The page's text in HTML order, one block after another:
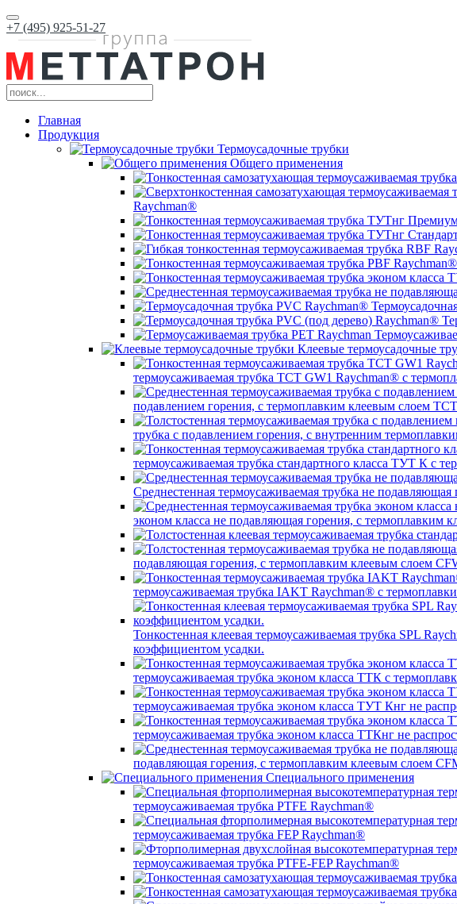
+7 (495) 925-51-27
Главная
Продукция
Термоусадочные трубки
Общего применения
Raychman®
Клеевые термоусадочные
термоусаживаемая трубка TCT GW1 Raychman® с
подавлением горения, с термоплавким клеевым слоем
трубка c подавлением горения, с внутренним
термоусаживаемая трубка стандартного класса ТУТ К с
Среднестенная термоусаживаемая трубка не
эконом класса не подавляющая горения, с термоплавким
подавляющая горения, с термоплавким клеевым слоем
термоусаживаемая трубка IAKT Raychman® с
Тонкостенная клеевая термоусаживаемая трубка SPL
коэффициентом усадки.
термоусаживаемая трубка эконом класса ТТК с
термоусаживаемая трубка эконом класса ТУТ Кнг не
термоусаживаемая трубка эконом класса ТТКнг не
подавляющая горения, с термоплавким клеевым слоем
Специального применения
термоусаживаемая трубка PTFE Raychman®
термоусаживаемая трубка FEP Raychman®
термоусаживаемая трубка PTFE-FEP Raychman®